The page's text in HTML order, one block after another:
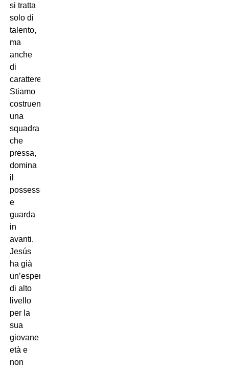
si tratta
solo di
talento,
ma
anche
di
carattere.
Stiamo
costruendo
una
squadra
che
pressa,
domina
il
possesso
e
guarda
in
avanti.
Jesús
ha già
un’esperienza
di alto
livello
per la
sua
giovane
età e
non